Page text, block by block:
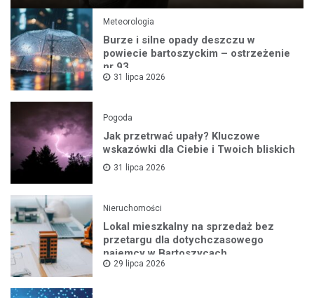
Meteorologia
Burze i silne opady deszczu w
powiecie bartoszyckim – ostrzeżenie
nr 93
31 lipca 2026
Pogoda
Jak przetrwać upały? Kluczowe
wskazówki dla Ciebie i Twoich bliskich
31 lipca 2026
Nieruchomości
Lokal mieszkalny na sprzedaż bez
przetargu dla dotychczasowego
najemcy w Bartoszycach
29 lipca 2026